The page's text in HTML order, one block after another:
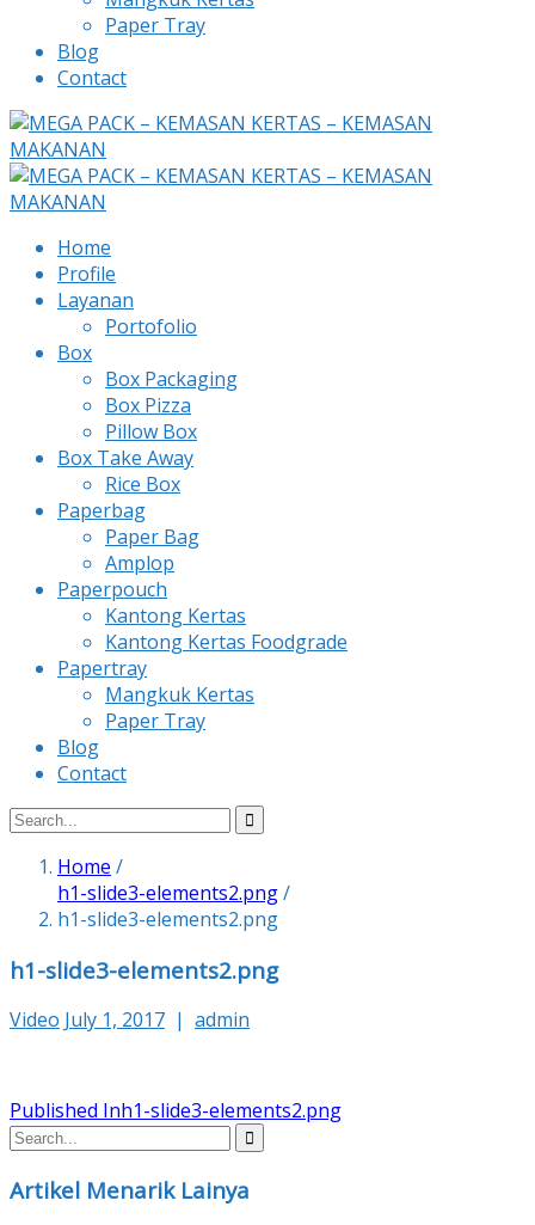
Paper Tray
Blog
Contact
Home
Profile
Layanan
Portofolio
Box
Box Packaging
Box Pizza
Pillow Box
Box Take Away
Rice Box
Paperbag
Paper Bag
Amplop
Paperpouch
Kantong Kertas
Kantong Kertas Foodgrade
Papertray
Mangkuk Kertas
Paper Tray
Blog
Contact
Home /
h1-slide3-elements2.png/
h1-slide3-elements2.png
h1-slide3-elements2.png
Video July 1, 2017 | admin
Post
navigation
Published Inh1-slide3-elements2.png
Artikel Menarik Lainya